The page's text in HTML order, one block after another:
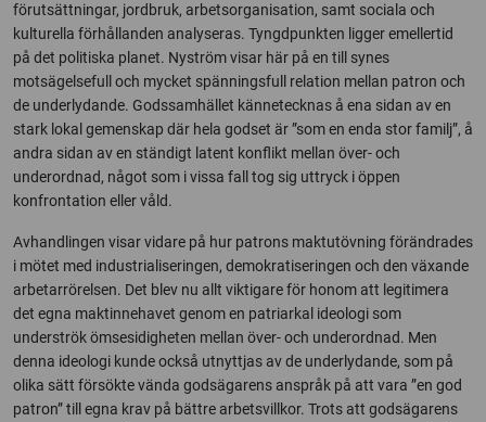
förutsättningar, jordbruk, arbetsorganisation, samt sociala och
kulturella förhållanden analyseras. Tyngdpunkten ligger emellertid
på det politiska planet. Nyström visar här på en till synes
motsägelsefull och mycket spänningsfull relation mellan patron och
de underlydande. Godssamhället kännetecknas å ena sidan av en
stark lokal gemenskap där hela godset är ”som en enda stor familj”, å
andra sidan av en ständigt latent konflikt mellan över- och
underordnad, något som i vissa fall tog sig uttryck i öppen
konfrontation eller våld.
Avhandlingen visar vidare på hur patrons maktutövning förändrades
i mötet med industrialiseringen, demokratiseringen och den växande
arbetarrörelsen. Det blev nu allt viktigare för honom att legitimera
det egna maktinnehavet genom en patriarkal ideologi som
underströk ömsesidigheten mellan över- och underordnad. Men
denna ideologi kunde också utnyttjas av de underlydande, som på
olika sätt försökte vända godsägarens anspråk på att vara ”en god
patron” till egna krav på bättre arbetsvillkor. Trots att godsägarens